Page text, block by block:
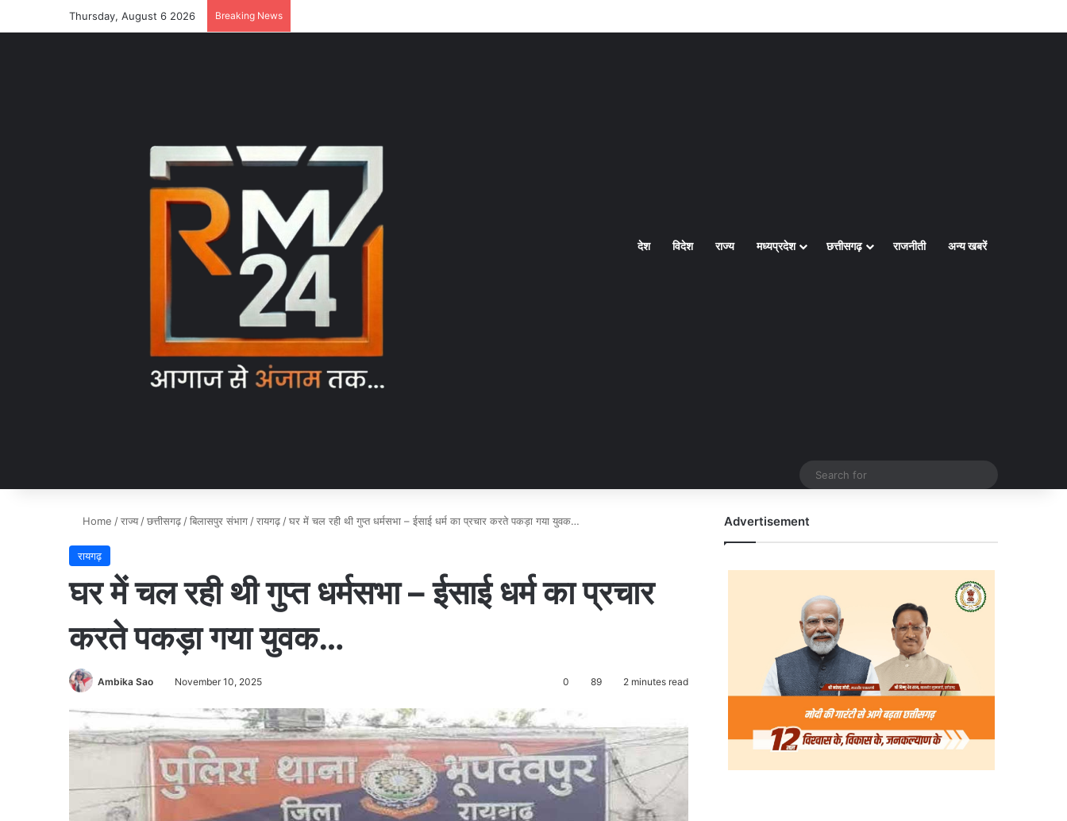
Thursday, August 6 2026 Breaking News
Homeदेश विदेश राज्य मध्यप्रदेश छत्तीसगढ़ राजनीती अन्य खबरें
Home /राज्य /छत्तीसगढ़ /बिलासपुर संभाग /रायगढ़ /घर में चल रही थी गुप्त धर्मसभा – ईसाई धर्म का प्रचार करते पकड़ा गया युवक…
रायगढ़
घर में चल रही थी गुप्त धर्मसभा – ईसाई धर्म का प्रचार
करते पकड़ा गया युवक…
Ambika Sao November 10, 2025 0 89 2 minutes read
Advertisement